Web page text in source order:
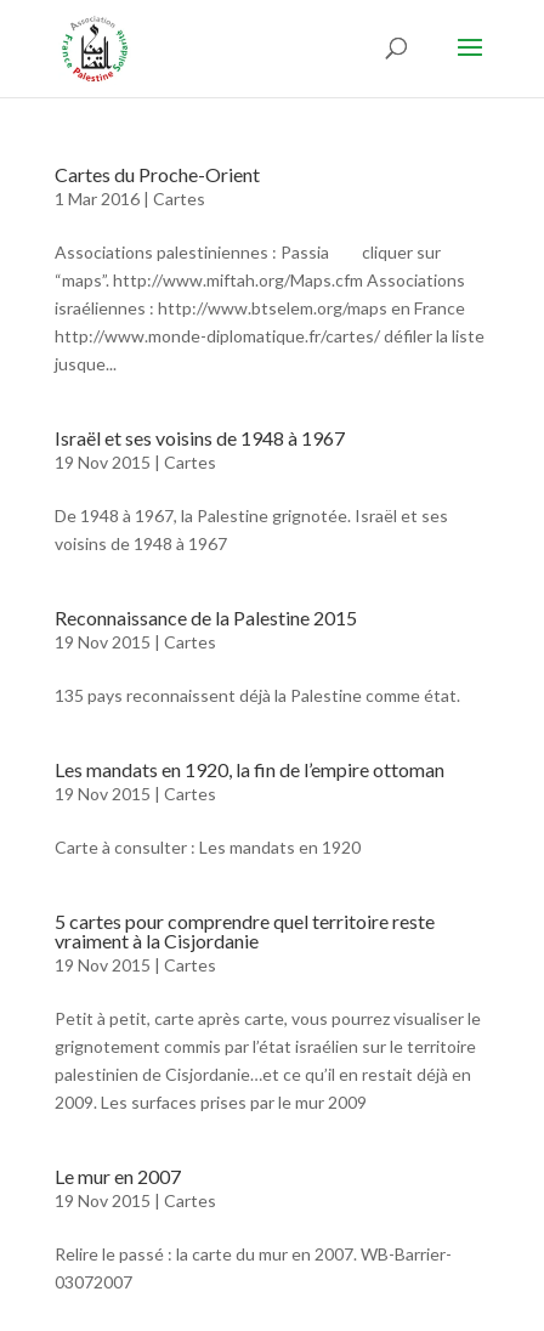
Cartes du Proche-Orient
1 Mar 2016| Cartes
Associations palestiniennes : Passia cliquer sur
“maps”. http://www.miftah.org/Maps.cfm Associations
israéliennes : http://www.btselem.org/maps en France
http://www.monde-diplomatique.fr/cartes/ défiler la liste
jusque...
Israël et ses voisins de 1948 à 1967
19 Nov 2015 | Cartes
De 1948 à 1967, la Palestine grignotée. Israël et ses
voisins de 1948 à 1967
Reconnaissance de la Palestine 2015
19 Nov 2015 | Cartes
135 pays reconnaissent déjà la Palestine comme état.
Les mandats en 1920, la fin de l’empire ottoman
19 Nov 2015 | Cartes
Carte à consulter : Les mandats en 1920
5 cartes pour comprendre quel territoire reste
vraiment à la Cisjordanie
19 Nov 2015 | Cartes
Petit à petit, carte après carte, vous pourrez visualiser le
grignotement commis par l’état israélien sur le territoire
palestinien de Cisjordanie…et ce qu’il en restait déjà en
2009. Les surfaces prises par le mur 2009
Le mur en 2007
19 Nov 2015 | Cartes
Relire le passé : la carte du mur en 2007. WB-Barrier-
03072007